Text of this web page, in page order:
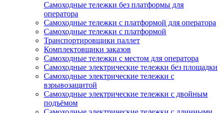
Самоходные тележки без платформы для
оператора
Самоходные тележки с платформой для оператора
Самоходные тележки с платформой
Транспортировщики паллет
Комплектовщики заказов
Самоходные тележки с местом для оператора
Самоходные электрические тележки без площадки
Самоходные электрические тележки с
взрывозащитой
Самоходные электрические тележки с двойным
подъёмом